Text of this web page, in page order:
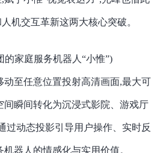
机交互革新这两大核心突破。
的家庭服务机器人“小惟”)
动至任意位置投射高清画面,最大可
间瞬间转化为沉浸式影院、游戏厅
过动态投影引导用户操作、实时反
器人的情感化与实用价值。